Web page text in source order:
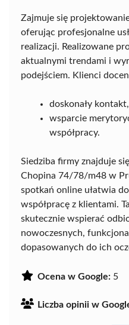
Zajmuje się
oferując profesjonalne
realizacji. Realizowane
aktualnymi trendami i
podejściem. Klienci
doskonały kontakt,
wsparcie
współpracy.
Siedziba firmy znajduje
Chopina 74/78/m48 w
spotkań online ułatwia
współpracę z klientami.
skutecznie wspierać
nowoczesnych,
dopasowanych do ich
Ocena w Google: 5
Liczba opinii w